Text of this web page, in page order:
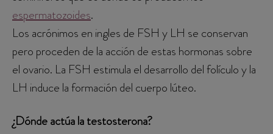
espermatozoides.
Los acrónimos en ingles de FSH y LH se conservan
pero proceden de la acción de estas hormonas sobre
el ovario. La FSH estimula el desarrollo del folículo y la
LH induce la formación del cuerpo lúteo.
¿Dónde actúa la testosterona?